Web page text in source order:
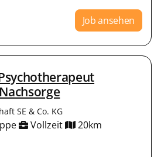
Job ansehen
SE & Co. KG
Vollzeit 20km